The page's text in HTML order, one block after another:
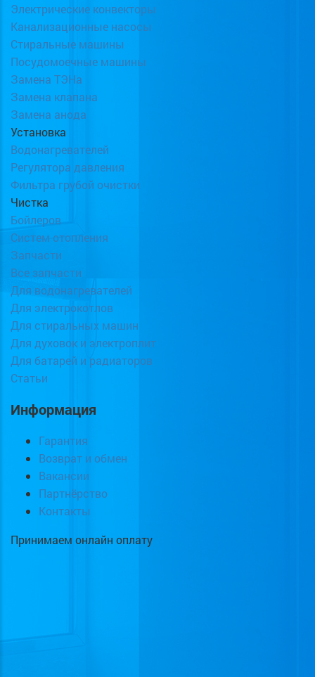
Электрические конвекторы
Канализационные насосы
Стиральные машины
Посудомоечные машины
Замена ТЭНа
Замена клапана
Замена анода
Установка
Водонагревателей
Регулятора давления
Фильтра грубой очистки
Чистка
Бойлеров
Систем отопления
Запчасти
Все запчасти
Для водонагревателей
Для электрокотлов
Для стиральных машин
Для духовок и электроплит
Для батарей и радиаторов
Статьи
Информация
Гарантия
Возврат и обмен
Вакансии
Партнёрство
Контакты
Принимаем онлайн оплату